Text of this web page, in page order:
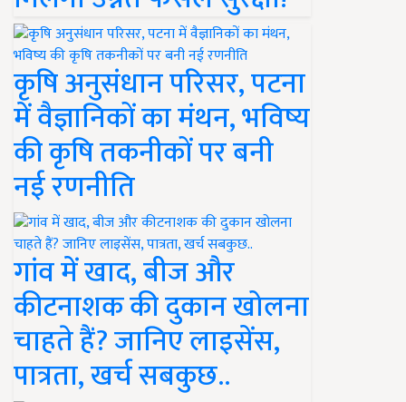
कृषि अनुसंधान परिसर, पटना
में वैज्ञानिकों का मंथन, भविष्य
की कृषि तकनीकों पर बनी
नई रणनीति
गांव में खाद, बीज और
कीटनाशक की दुकान खोलना
चाहते हैं? जानिए लाइसेंस,
पात्रता, खर्च सबकुछ..